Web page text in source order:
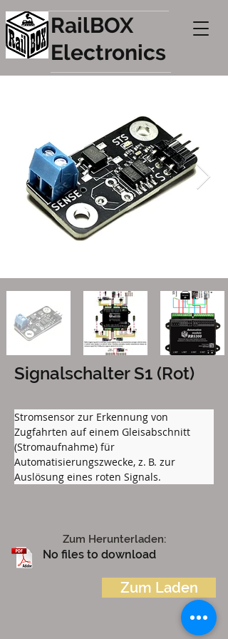
RailBOX
Electronics
Zum Herunterladen:
No files to download
Signalschalter S1 (Rot)
Stromsensor zur Erkennung von
Zugfahrten auf einem Gleisabschnitt
(Stromaufnahme) für
Automatisierungszwecke, z. B. zur
Auslösung eines roten Signals.
Zum Laden